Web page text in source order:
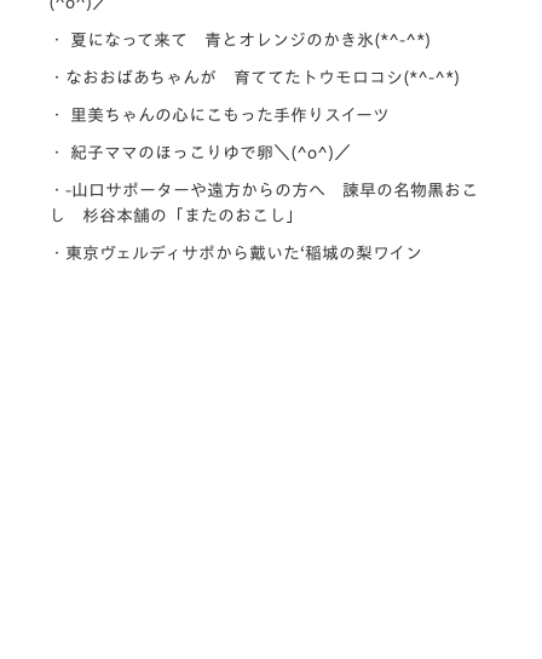
・ 夏になって来て 青とオレンジのかき氷(*^-^*)
・なおおばあちゃんが 育ててたトウモロコシ(*^-^*)
・ 里美ちゃんの心にこもった手作りスイーツ
・ 紀子ママのほっこりゆで卵＼(^o^)／
・-山口サポーターや遠方からの方へ 諫早の名物黒おこ
し 杉谷本舗の「またのおこし」
・東京ヴェルディサポから戴いた‘稲城の梨ワイン